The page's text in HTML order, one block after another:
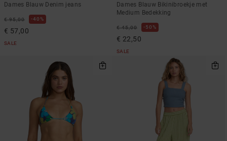
Dames Blauw Denim jeans
€ 95,00 40%
€ 57,00
SALE
Dames Blauw Bikinibroekje met
Medium Bedekking
€ 45,00 50%
€ 22,50
SALE